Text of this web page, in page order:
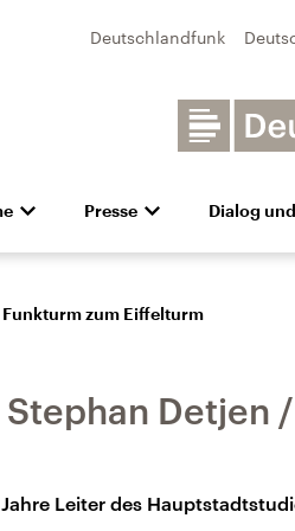
Deutschlandfunk
Presse Dialog
Funkturm zum Eiffelturm
Detjen
Leiter des